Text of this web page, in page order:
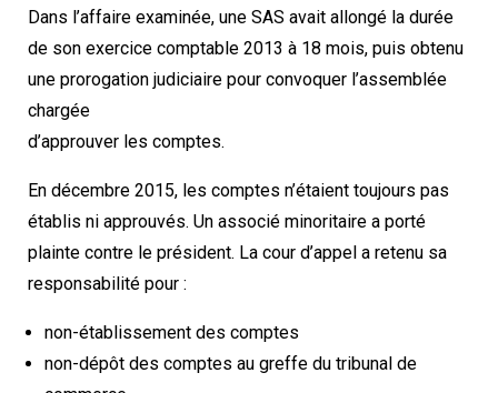
Dans l’affaire examinée, une SAS avait allongé la durée
de son exercice comptable 2013 à 18 mois, puis obtenu
une prorogation judiciaire pour convoquer l’assemblée
chargée
d’approuver les comptes.
En décembre 2015, les comptes n’étaient toujours pas
établis ni approuvés. Un associé minoritaire a porté
plainte contre le président. La cour d’appel a retenu sa
responsabilité pour :
non-établissement des comptes
non-dépôt des comptes au greffe du tribunal de